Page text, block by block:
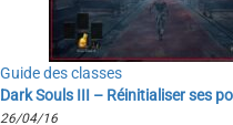
Guide des classes
Dark Souls III – Réinitialiser ses
26/04/16